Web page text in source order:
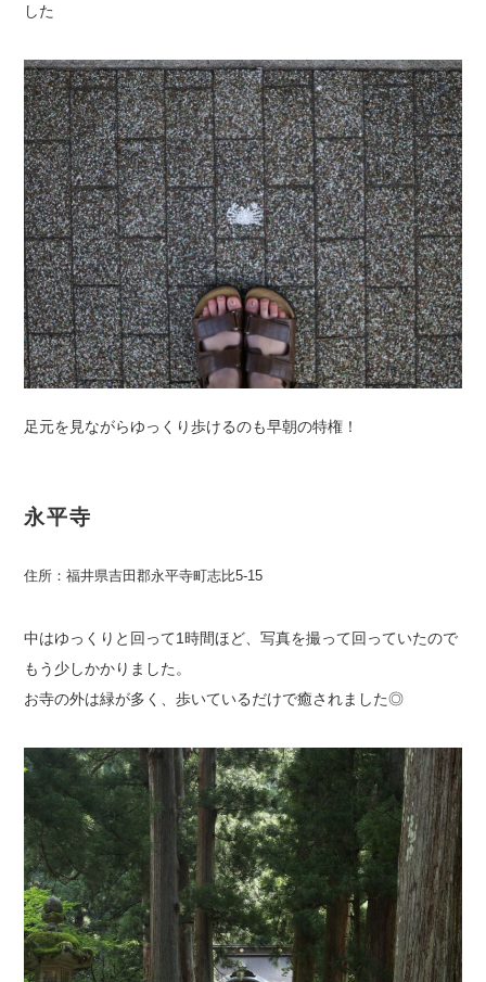
した
足元を見ながらゆっくり歩けるのも早朝の特権！
永平寺
住所：福井県吉田郡永平寺町志比5-15
中はゆっくりと回って1時間ほど、写真を撮って回っていたので
もう少しかかりました。
お寺の外は緑が多く、歩いているだけで癒されました◎